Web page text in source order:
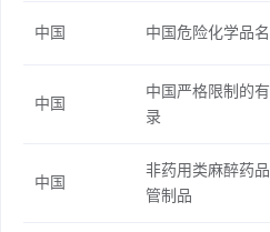
中国 中国危险化学品
中国
中国严格限制的
录
中国
非药用类麻醉药
管制品